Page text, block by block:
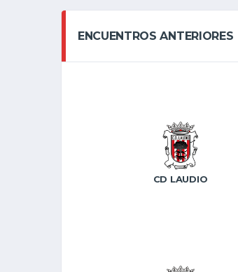
ENCUENTROS ANTERIORES
CD LAUDIO